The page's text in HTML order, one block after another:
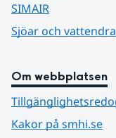
SIMAIR
Sjöar och
Om webbplatsen
Kakor på smhi.se